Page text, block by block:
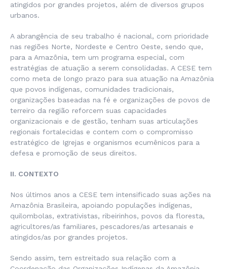
atingidos por grandes projetos, além de diversos grupos
urbanos.
A abrangência de seu trabalho é nacional, com prioridade
nas regiões Norte, Nordeste e Centro Oeste, sendo que,
para a Amazônia, tem um programa especial, com
estratégias de atuação a serem consolidadas. A CESE tem
como meta de longo prazo para sua atuação na Amazônia
que povos indígenas, comunidades tradicionais,
organizações baseadas na fé e organizações de povos de
terreiro da região reforcem suas capacidades
organizacionais e de gestão, tenham suas articulações
regionais fortalecidas e contem com o compromisso
estratégico de Igrejas e organismos ecumênicos para a
defesa e promoção de seus direitos.
II. CONTEXTO
Nos últimos anos a CESE tem intensificado suas ações na
Amazônia Brasileira, apoiando populações indígenas,
quilombolas, extrativistas, ribeirinhos, povos da floresta,
agricultores/as familiares, pescadores/as artesanais e
atingidos/as por grandes projetos.
Sendo assim, tem estreitado sua relação com a